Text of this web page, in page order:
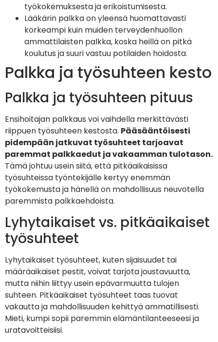
työkokemuksesta ja erikoistumisesta.
Lääkärin palkka on yleensä huomattavasti
korkeampi kuin muiden terveydenhuollon
ammattilaisten palkka, koska heillä on pitkä
koulutus ja suuri vastuu potilaiden hoidosta.
Palkka ja työsuhteen kesto
Palkka ja työsuhteen pituus
Ensihoitajan palkkaus voi vaihdella merkittävästi
riippuen työsuhteen kestosta. Pääsääntöisesti
pidempään jatkuvat työsuhteet tarjoavat
paremmat palkkaedut ja vakaamman tulotason.
Tämä johtuu usein siitä, että pitkäaikaisissa
työsuhteissa työntekijälle kertyy enemmän
työkokemusta ja hänellä on mahdollisuus neuvotella
paremmista palkkaehdoista.
Lyhytaikaiset vs. pitkäaikaiset
työsuhteet
Lyhytaikaiset työsuhteet, kuten sijaisuudet tai
määräaikaiset pestit, voivat tarjota joustavuutta,
mutta niihin liittyy usein epävarmuutta tulojen
suhteen. Pitkäaikaiset työsuhteet taas tuovat
vakautta ja mahdollisuuden kehittyä ammatillisesti.
Mieti, kumpi sopii paremmin elämäntilanteeseesi ja
uratavoitteisiisi.